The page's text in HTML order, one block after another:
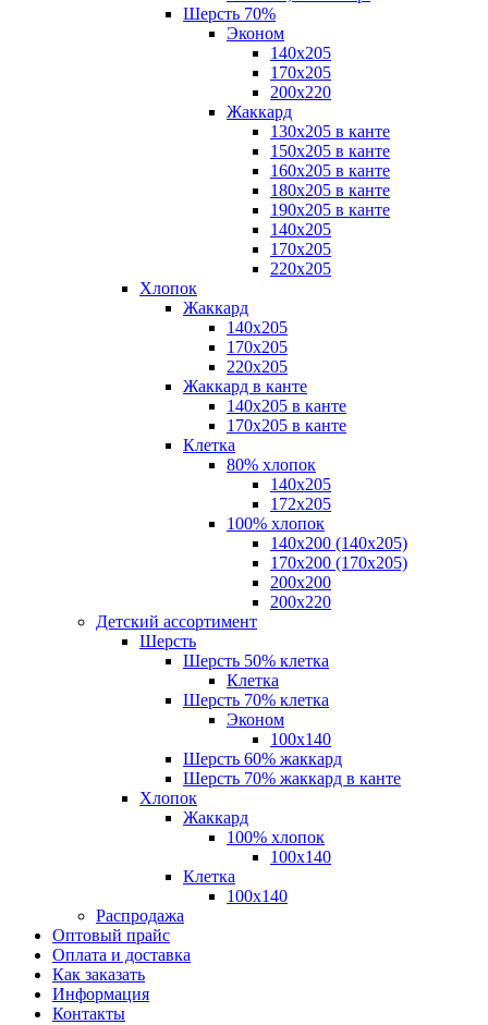
Шерсть 70%
Эконом
140х205
170х205
200х220
Жаккард
130х205 в канте
150х205 в канте
160х205 в канте
180х205 в канте
190х205 в канте
140х205
170х205
220х205
Хлопок
Жаккард
140x205
170х205
220х205
Жаккард в канте
140х205 в канте
170х205 в канте
Клетка
80% хлопок
140x205
172х205
100% хлопок
140x200 (140х205)
170x200 (170х205)
200х200
200х220
Детский ассортимент
Шерсть
Шерсть 50% клетка
Клетка
Шерсть 70% клетка
Эконом
100x140
Шерсть 60% жаккард
Шерсть 70% жаккард в канте
Хлопок
Жаккард
100% хлопок
100x140
Клетка
100х140
Распродажа
Оптовый прайс
Оплата и доставка
Как заказать
Информация
Контакты